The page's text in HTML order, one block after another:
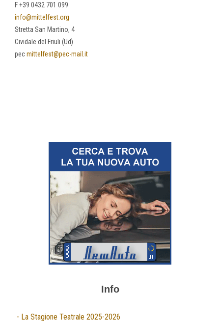
F +39 0432 701 099
info@mittelfest.org
Stretta San Martino, 4
Cividale del Friuli (Ud)
pecmittelfest@pec-mail.it
Info
- La Stagione Teatrale 2025-2026